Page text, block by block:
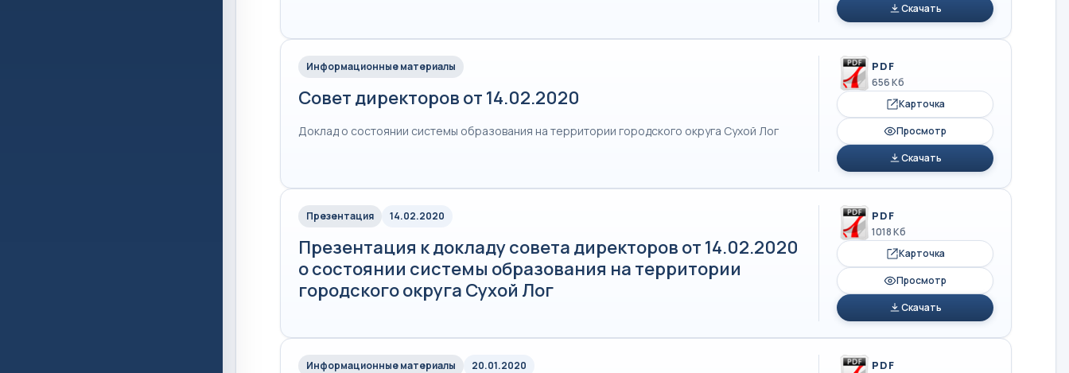
Скачать
Информационные материалы
Совет директоров от 14.02.2020
Доклад о состоянии системы образования на территории городского округа Сухой Лог
PDF
656 Кб
Карточка
Просмотр
Скачать
Презентация 14.02.2020
Презентация к докладу совета директоров от 14.02.2020
о состоянии системы образования на территории
городского округа Сухой Лог
PDF
1018 Кб
Карточка
Просмотр
Скачать
Информационные материалы 20.01.2020 PDF